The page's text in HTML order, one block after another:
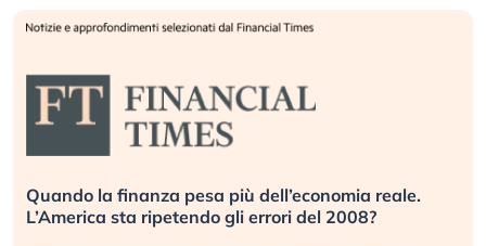
Quando la finanza pesa più dell’economia reale.
L’America sta ripetendo gli errori del 2008?